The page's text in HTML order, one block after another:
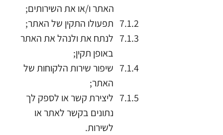
האתר ו/או את השירותים;
תפעולו התקין של האתר;
לנתח את ולנהל את האתר
באופן תקין;
שיפור שירות הלקוחות של
האתר;
ליצירת קשר או לספק לך
נתונים בקשר לאתר או
לשירות.